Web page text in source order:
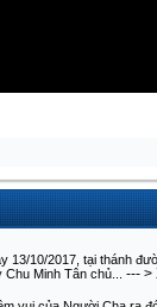
13/10/2017, tại thánh
Minh Tân chủ... --- >